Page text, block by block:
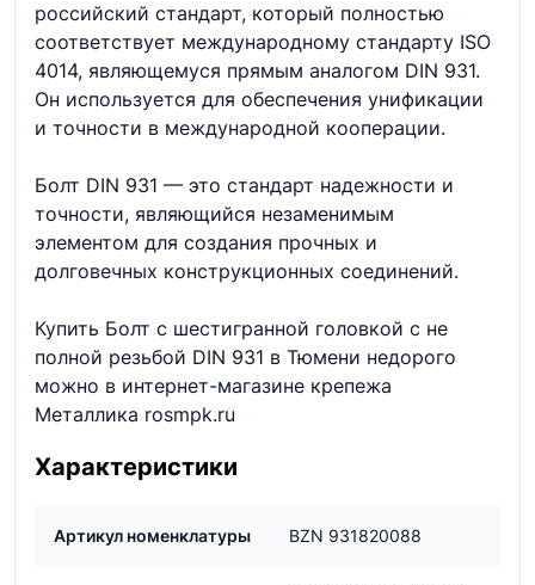
российский стандарт, который полностью
соответствует международному стандарту ISO
4014, являющемуся прямым аналогом DIN 931.
Он используется для обеспечения унификации
и точности в международной кооперации.
Болт DIN 931 — это стандарт надежности и
точности, являющийся незаменимым
элементом для создания прочных и
долговечных конструкционных соединений.
Купить Болт с шестигранной головкой с не
полной резьбой DIN 931 в Тюмени недорого
можно в интернет-магазине крепежа
Металлика rosmpk.ru
Характеристики
Артикул номенклатуры BZN 931820088